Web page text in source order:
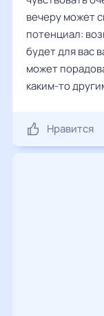
вечеру может
потенциал:
будет для вас
может
каким-то
Нравится